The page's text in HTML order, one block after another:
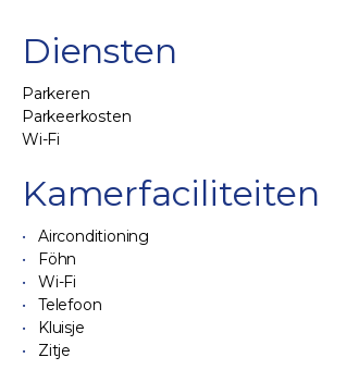
Diensten
Parkeren
Parkeerkosten
Wi-Fi
Kamerfaciliteiten
Airconditioning
Föhn
Wi-Fi
Telefoon
Kluisje
Zitje